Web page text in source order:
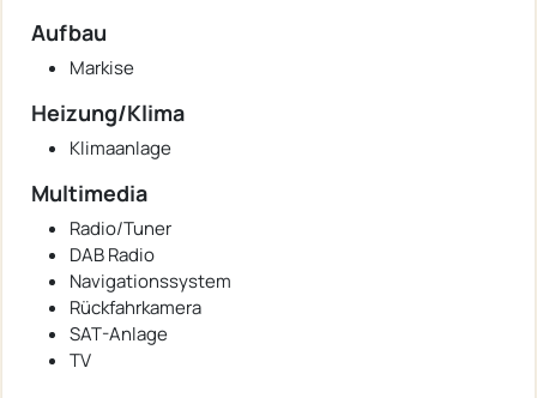
Aufbau
Markise
Heizung/Klima
Klimaanlage
Multimedia
Radio/Tuner
DAB Radio
Navigationssystem
Rückfahrkamera
SAT-Anlage
TV